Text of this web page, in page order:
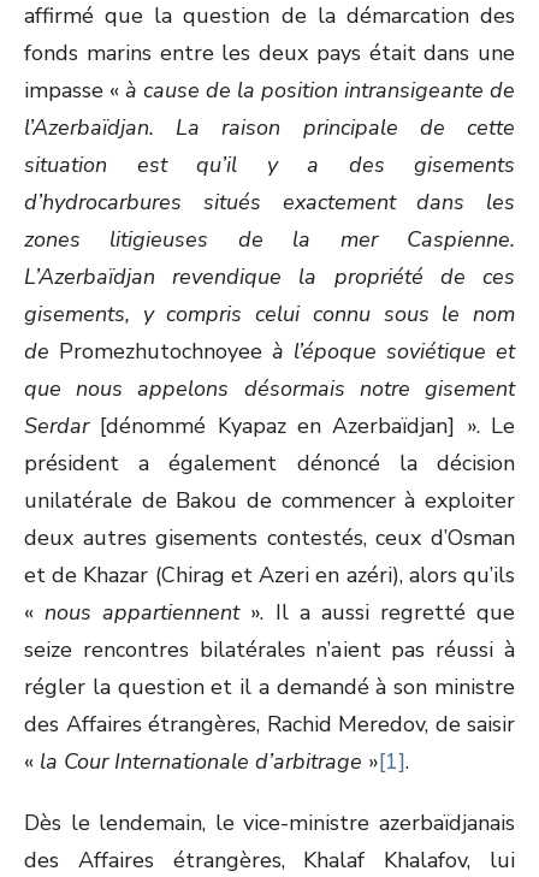
affirmé que la question de la démarcation des
fonds marins entre les deux pays était dans une
impasse « à cause de la position intransigeante de
l’Azerbaïdjan. La raison principale de cette
situation est qu’il y a des gisements
d’hydrocarbures situés exactement dans les
zones litigieuses de la mer Caspienne.
L’Azerbaïdjan revendique la propriété de ces
gisements, y compris celui connu sous le nom
de Promezhutochnoyee à l’époque soviétique et
que nous appelons désormais notre gisement
Serdar[dénommé Kyapaz en Azerbaïdjan] ». Le
président a également dénoncé la décision
unilatérale de Bakou de commencer à exploiter
deux autres gisements contestés, ceux d’Osman
et de Khazar (Chirag et Azeri en azéri), alors qu’ils
«nous appartiennent ». Il a aussi regretté que
seize rencontres bilatérales n’aient pas réussi à
régler la question et il a demandé à son ministre
des Affaires étrangères, Rachid Meredov, de saisir
« la Cour Internationale d’arbitrage »[1].
Dès le lendemain, le vice-ministre azerbaïdjanais
des Affaires étrangères, Khalaf Khalafov, lui